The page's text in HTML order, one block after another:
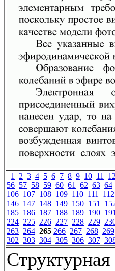
1 2 3 4 5 6 7 8 9 10 11
56 57 58 59 60 61 62 63 64
106 107 108 109 110 111 112
146 147 148 149 150 151
185 186 187 188 189 190
224 225 226 227 228 229
263 264 265 266 267 268 269
302 303 304 305 306 307
Структурная